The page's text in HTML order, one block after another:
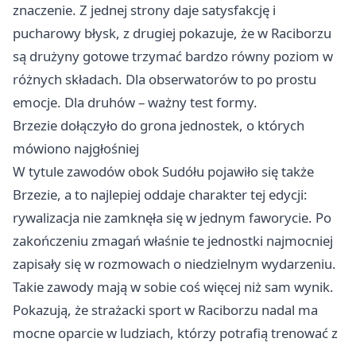
znaczenie. Z jednej strony daje satysfakcję i
pucharowy błysk, z drugiej pokazuje, że w Raciborzu
są drużyny gotowe trzymać bardzo równy poziom w
różnych składach. Dla obserwatorów to po prostu
emocje. Dla druhów – ważny test formy.
Brzezie dołączyło do grona jednostek, o których
mówiono najgłośniej
W tytule zawodów obok Sudółu pojawiło się także
Brzezie, a to najlepiej oddaje charakter tej edycji:
rywalizacja nie zamknęła się w jednym faworycie. Po
zakończeniu zmagań właśnie te jednostki najmocniej
zapisały się w rozmowach o niedzielnym wydarzeniu.
Takie zawody mają w sobie coś więcej niż sam wynik.
Pokazują, że strażacki sport w Raciborzu nadal ma
mocne oparcie w ludziach, którzy potrafią trenować z